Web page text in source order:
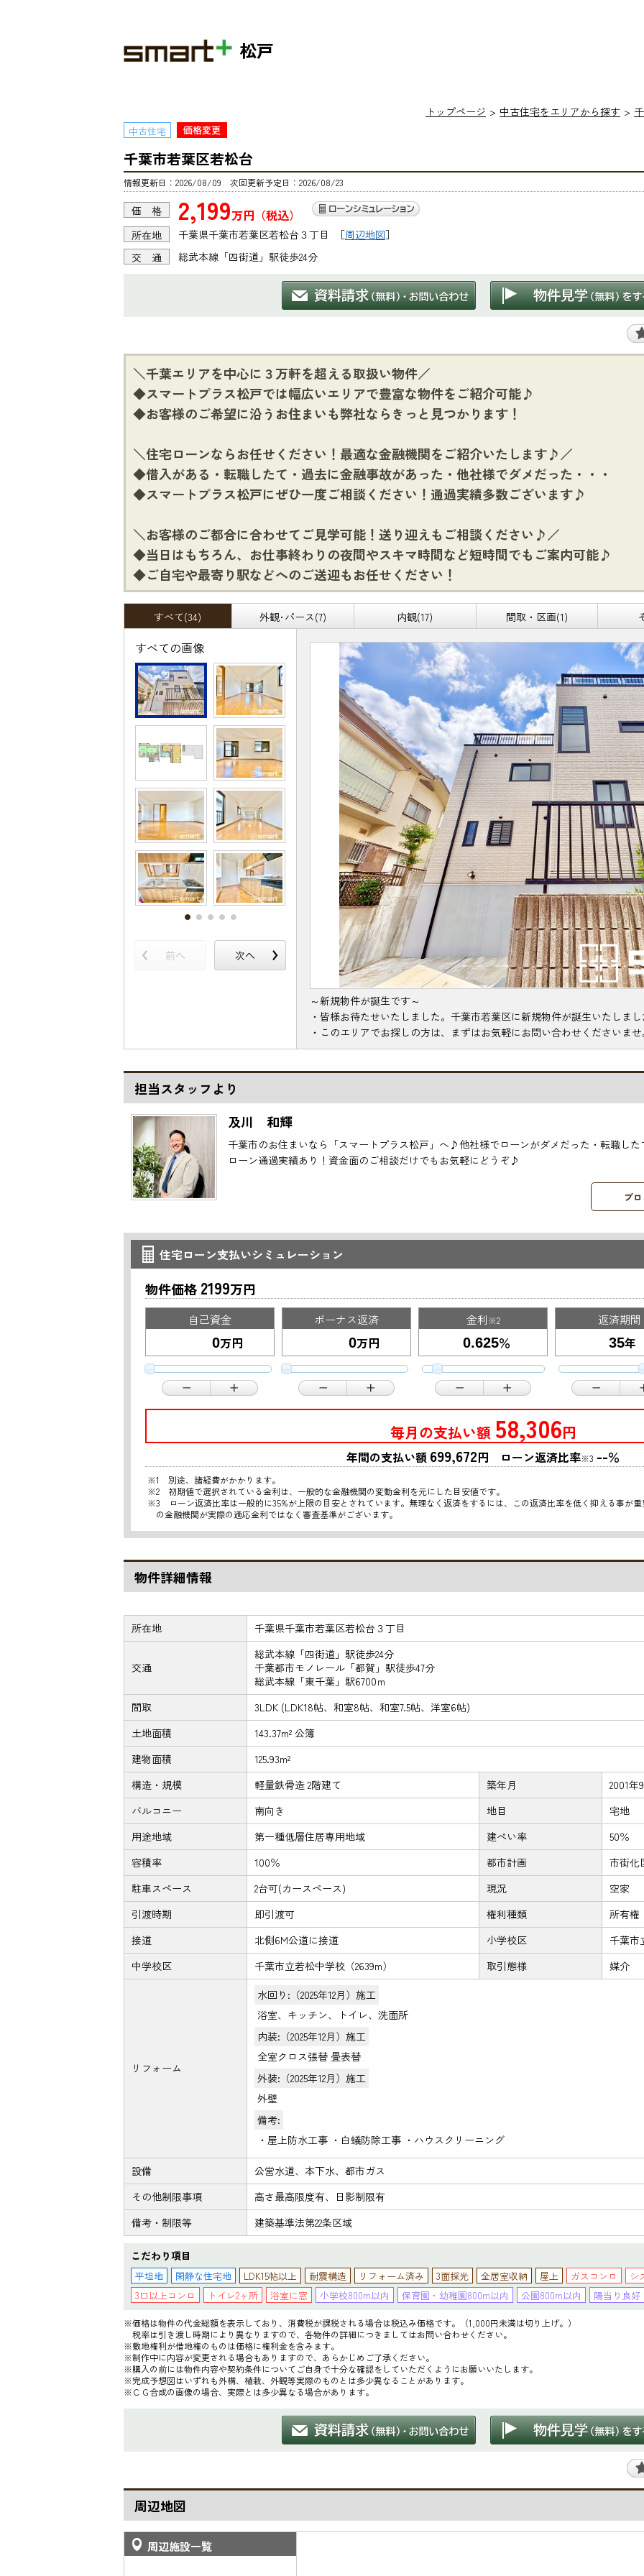
松戸
トップページ 中古住宅をエリアから探す
中古住宅
千葉市若葉区若松台
情報更新日：2026/08/09 次回更新予定日：2026/08/23
価 格 2,199万円（税込）
所在地 千葉県千葉市若葉区若松台３丁目 ［周辺地図］
交 通
総武本線「四街道」駅徒歩24分
＼千葉エリアを中心に３万軒を超える取扱い物件／
◆スマートプラス松戸では幅広いエリアで豊富な物件をご紹介可能♪
◆お客様のご希望に沿うお住まいも弊社ならきっと見つかります！
＼住宅ローンならお任せください！最適な金融機関をご紹介いたします♪／
◆借入がある・転職したて・過去に金融事故があった・他社様でダメだった・・・
◆スマートプラス松戸にぜひ一度ご相談ください！通過実績多数ございます♪
＼お客様のご都合に合わせてご見学可能！送り迎えもご相談ください♪／
◆当日はもちろん、お仕事終わりの夜間やスキマ時間など短時間でもご案内可能♪
◆ご自宅や最寄り駅などへのご送迎もお任せください！
すべて(34) 外観･パース(7) 内観(17) 間取・区画(1)
すべての画像
～新規物件が誕生です～
・皆様お待たせいたしました。千葉市若葉区に新規物件が誕生いたしまし
・このエリアでお探しの方は、まずはお気軽にお問い合わせくださいませ
担当スタッフより
及川 和輝
千葉市のお住まいなら「スマートプラス松戸」へ♪他社様でローンがダメだった・転職し
ローン通過実績あり！資金面のご相談だけでもお気軽にどうぞ♪
プ
住宅ローン支払いシミュレーション
物件価格 2199万円
自己資金
万円
ボーナス返済
万円
金利 ※2
％
返済期間
年
毎月の支払い額 58,306円
年間の支払い額 699,672円 ローン返済比率※3 --％
※1 別途、諸経費がかかります。
※2 初期値で選択されている金利は、一般的な金融機関の変動金利を元にした目安値です。
※3 ローン返済比率は一般的に35%が上限の目安とされています。無理なく返済をするには、この返済比率を低く抑える事が重
の金融機関が実際の適応金利ではなく審査基準がございます。
物件詳細情報
所在地 千葉県千葉市若葉区若松台３丁目
交通
総武本線「四街道」駅徒歩24分
千葉都市モノレール「都賀」駅徒歩47分
総武本線「東千葉」駅6700ｍ
間取
3LDK (LDK18帖、和室8帖、和室7.5帖、洋室6帖)
土地面積
143.37m² 公簿
建物面積
125.93m²
構造・規模
軽量鉄骨造 2階建て 築年月
2001年
バルコニー
南向き 地目
宅地
用途地域
第一種低層住居専用地域 建ぺい率
50％
容積率
100％ 都市計画
市街化
駐車スペース
2台可(カースペース) 現況
空家
引渡時期
即引渡可 権利種類
所有権
接道
北側6M公道に接道 小学校区
千葉市
中学校区
千葉市立若松中学校（2639m） 取引態様 媒介
リフォーム
水回り:（2025年12月）施工
浴室、キッチン、トイレ、洗面所
内装:（2025年12月）施工
全室クロス張替 畳表替
外装:（2025年12月）施工
外壁
備考:
・屋上防水工事 ・白蟻防除工事 ・ハウスクリーニング
設備
公営水道、本下水、都市ガス
その他制限事項
高さ最高限度有、日影制限有
備考・制限等
建築基準法第22条区域
こだわり項目
平坦地 閑静な住宅地 LDK15帖以上 耐震構造 リフォーム済み 3面採光 全居室収納 屋上 ガスコンロ シ
3口以上コンロ
トイレ2ヶ所 浴室に窓 小学校800m以内 保育園・幼稚園800m以内 公園800m以内 陽当り良好
※価格は物件の代金総額を表示しており、消費税が課税される場合は税込み価格です。（1,000円未満は切り上げ。）
税率は引き渡し時期により異なりますので、各物件の詳細につきましてはお問い合わせください。
※敷地権利が借地権のものは価格に権利金を含みます。
※制作中に内容が変更される場合もありますので、あらかじめご了承ください。
※購入の前には物件内容や契約条件についてご自身で十分な確認をしていただくようにお願いいたします。
※完成予想図はいずれも外構、植栽、外観等実際のものとは多少異なることがあります。
※ＣＧ合成の画像の場合、実際とは多少異なる場合があります。
周辺地図
周辺施設一覧